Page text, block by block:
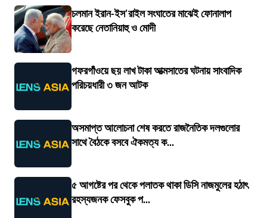
চলমান ইরান-ইস'রাইল সংঘাতের মাঝেই ফোনালাপ
করেছে নেতানিয়াহু ও মোদী
গফরগাঁওয়ে ছয় লাখ টাকা আত্মসাতের ঘটনায় সাংবাদিক
পরিচয়ধারী ৩ জন আটক
অসমাপ্ত আলোচনা শেষ করতে রাজনৈতিক দলগুলোর
সাথে বৈঠকে বসবে ঐকমত্য ক...
৫ আগষ্টের পর থেকে পলাতক থাকা ডিসি নাজমুলের হঠাৎ
রহস্যজনক ফেসবুক প...